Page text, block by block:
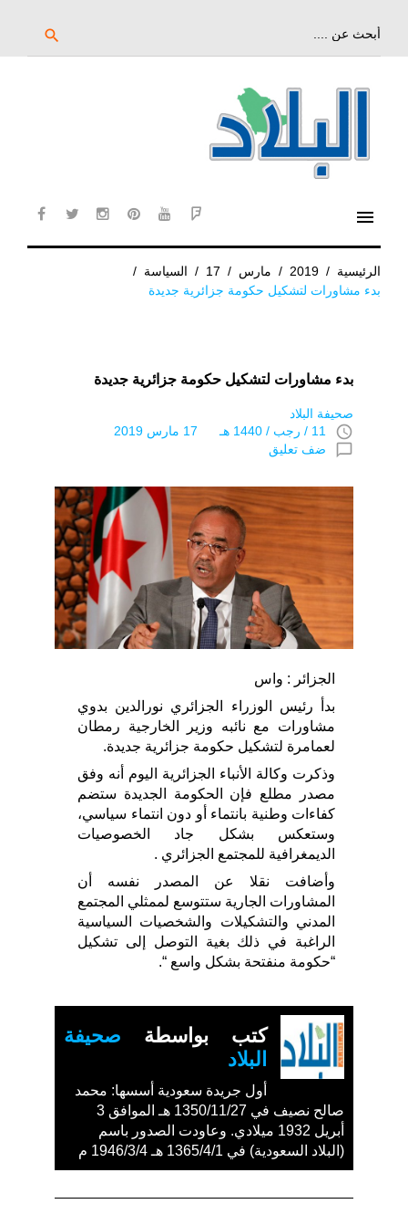
search
menu
الرئيسية /
2019
/ مارس /
17
/ السياسة /
بدء مشاورات لتشكيل حكومة جزائرية جديدة
بدء مشاورات لتشكيل حكومة جزائرية جديدة
صحيفة البلاد
access_time 11 / رجب / 1440 هـ 17 مارس 2019
chat_bubble_outline ضف تعليق
الجزائر : واس
بدأ رئيس الوزراء الجزائري نورالدين بدوي
مشاورات مع نائبه وزير الخارجية رمطان
لعمامرة لتشكيل حكومة جزائرية جديدة.
وذكرت وكالة الأنباء الجزائرية اليوم أنه وفق
مصدر مطلع فإن الحكومة الجديدة ستضم
كفاءات وطنية بانتماء أو دون انتماء سياسي،
وستعكس بشكل جاد الخصوصيات
الديمغرافية للمجتمع الجزائري .
وأضافت نقلا عن المصدر نفسه أن
المشاورات الجارية ستتوسع لممثلي المجتمع
المدني والتشكيلات والشخصيات السياسية
الراغبة في ذلك بغية التوصل إلى تشكيل
“حكومة منفتحة بشكل واسع “.
كتب بواسطة صحيفة
البلاد
أول جريدة سعودية أسسها: محمد
صالح نصيف في 1350/11/27 هـ الموافق 3
أبريل 1932 ميلادي. وعاودت الصدور باسم
(البلاد السعودية) في 1365/4/1 هـ 1946/3/4 م